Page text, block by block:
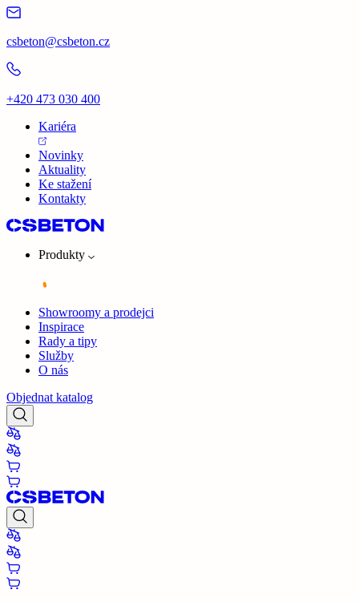
csbeton@csbeton.cz
+420 473 030 400
Kariéra
Novinky
Aktuality
Ke stažení
Kontakty
Produkty
Showroomy a prodejci
Inspirace
Rady a tipy
Služby
O nás
Objednat katalog